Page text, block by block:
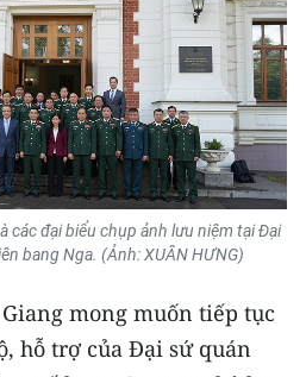
các đại biểu chụp ảnh lưu niệm tại Đại
bang Nga. (Ảnh: XUÂN HƯNG)
mong muốn tiếp tục
hỗ trợ của Đại sứ quán